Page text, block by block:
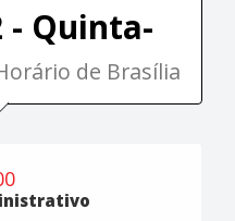
- Quinta-
de Brasília